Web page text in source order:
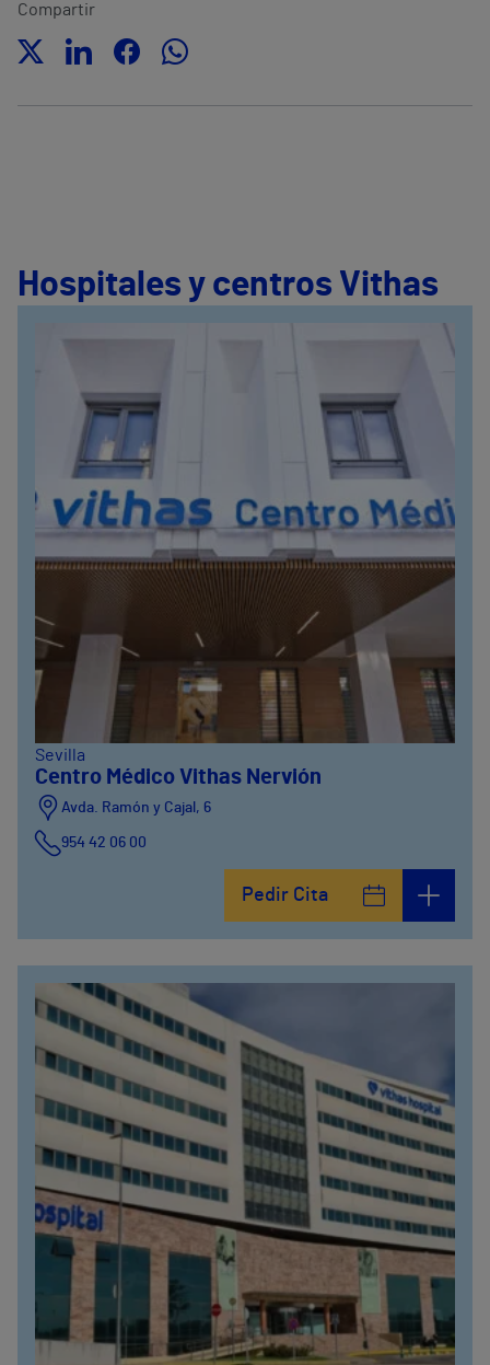
Compartir
Hospitales y centros Vithas
Sevilla
Centro Médico Vithas Nervión
Avda. Ramón y Cajal, 6
954 42 06 00
Pedir Cita